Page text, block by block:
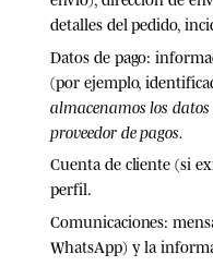
detalles del pedido,
Datos de pago:
(por ejemplo,
almacenamos los
proveedor de pagos.
Cuenta de cliente (si
perfil.
Comunicaciones:
WhatsApp) y la